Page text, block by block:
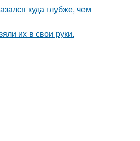
куда глубже, чем
их в свои руки.